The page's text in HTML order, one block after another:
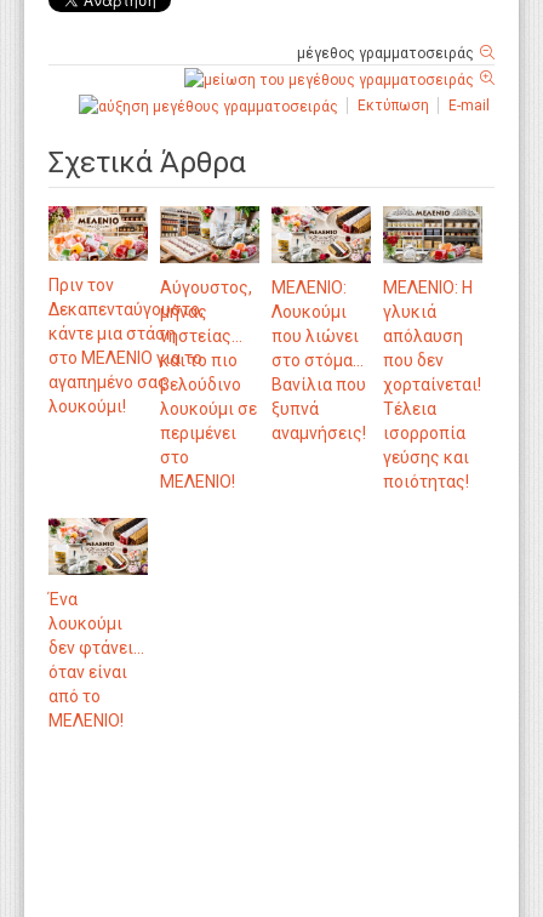
μέγεθος γραμματοσειράς
Εκτύπωση E-mail
Σχετικά Άρθρα
Πριν τον
Δεκαπενταύγουστο,
κάντε μια στάση
στο ΜΕΛΕΝΙΟ για το
αγαπημένο σας
λουκούμι!
Aύγουστος,
μήνας
νηστείας…
και το πιο
βελούδινο
λουκούμι σε
περιμένει
στο
ΜΕΛΕΝΙΟ!
ΜΕΛΕΝΙΟ:
Λουκούμι
που λιώνει
στο στόμα…
Βανίλια που
ξυπνά
αναμνήσεις!
ΜΕΛΕΝΙΟ: Η
γλυκιά
απόλαυση
που δεν
χορταίνεται!
Τέλεια
ισορροπία
γεύσης και
ποιότητας!
Ένα
λουκούμι
δεν φτάνει…
όταν είναι
από το
ΜΕΛΕΝΙΟ!